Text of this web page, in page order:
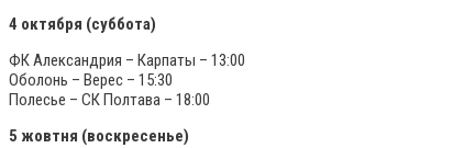
4 октября (суббота)
ФК Александрия – Карпаты – 13:00
Оболонь – Верес – 15:30
Полесье – СК Полтава – 18:00
5 жовтня (воскресенье)